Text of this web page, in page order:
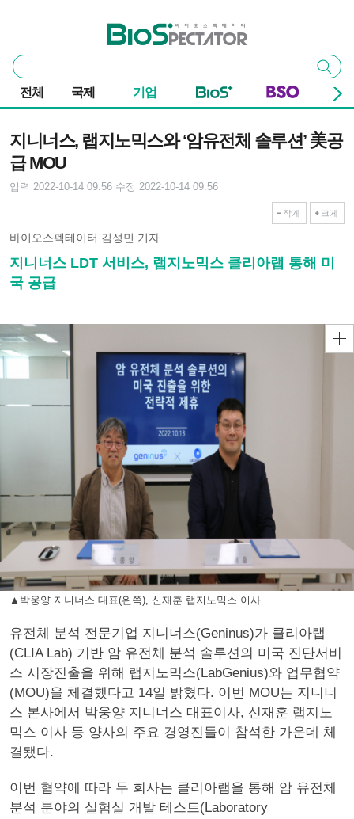
바이오스펙테이터
통
합
검
색
검색
전체 국제 기업
지니너스, 랩지노믹스와 ‘암유전체 솔루션’ 美공
급 MOU
입력 2022-10-14 09:56 수정 2022-10-14 09:56
작게 크게
바이오스펙테이터 김성민 기자
지니너스 LDT 서비스, 랩지노믹스 클리아랩 통해 미
국 공급
▲박웅양 지니너스 대표(왼쪽), 신재훈 랩지노믹스 이사
유전체 분석 전문기업 지니너스(Geninus)가 클리아랩
(CLIA Lab) 기반 암 유전체 분석 솔루션의 미국 진단서비
스 시장진출을 위해 랩지노믹스(LabGenius)와 업무협약
(MOU)을 체결했다고 14일 밝혔다. 이번 MOU는 지니너
스 본사에서 박웅양 지니너스 대표이사, 신재훈 랩지노
믹스 이사 등 양사의 주요 경영진들이 참석한 가운데 체
결됐다.
이번 협약에 따라 두 회사는 클리아랩을 통해 암 유전체
분석 분야의 실험실 개발 테스트(Laboratory